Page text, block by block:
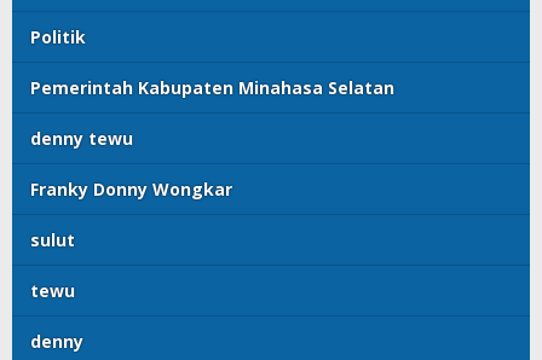
Politik
Pemerintah Kabupaten Minahasa Selatan
denny tewu
Franky Donny Wongkar
sulut
tewu
denny